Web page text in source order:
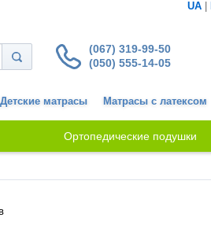
UA
(067) 319-99-50
(050) 555-14-05
Детские матрасы Матрасы с латексом
Ортопедические подушки